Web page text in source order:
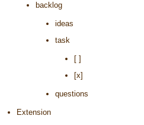
backlog
ideas
task
[ ]
[x]
questions
Extension